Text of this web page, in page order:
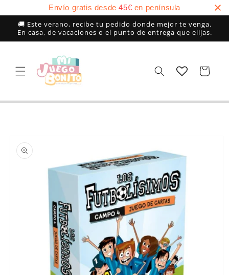
Envío gratis desde45€ en península
directamente
al contenido
🚚 Este verano, recibe tu pedido donde mejor te venga.
En casa, de vacaciones o el punto de entrega que elijas.
Carrito
a la
información